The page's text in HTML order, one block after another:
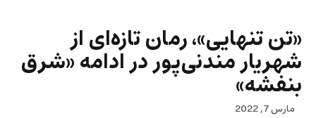
«تن تنهایی»، رمان تازه‌ای از
شهریار مندنی‌پور در ادامه «شرق
بنفشه»
مارس 7, 2022